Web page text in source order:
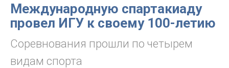
Международную спартакиаду
провел ИГУ к своему 100-летию
Соревнования прошли по четырем
видам спорта